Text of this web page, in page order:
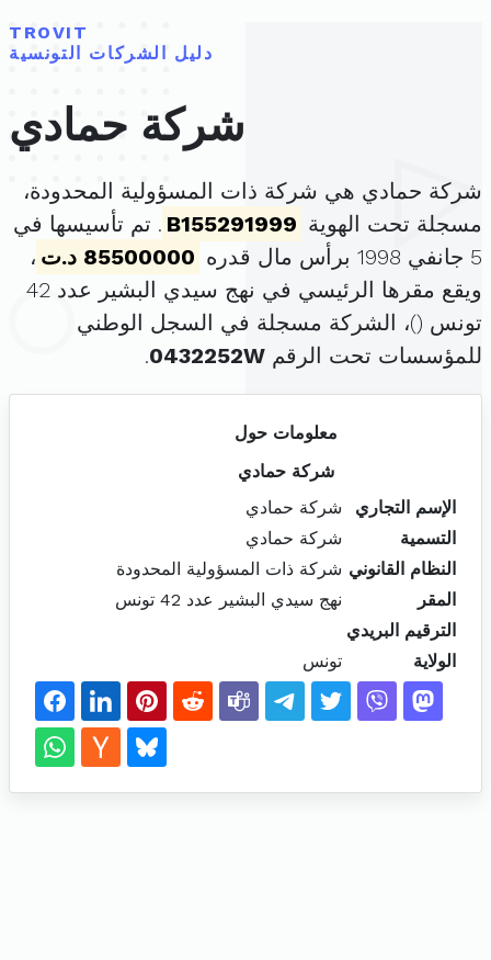
TROVIT
دليل الشركات التونسية
شركة حمادي
شركة حمادي هي شركة ذات المسؤولية المحدودة،
مسجلة تحت الهوية B155291999 . تم تأسيسها في
5 جانفي 1998 برأس مال قدره
85500000 د.ت
،
ويقع مقرها الرئيسي في نهج سيدي البشير عدد 42
تونس ()، الشركة مسجلة في السجل الوطني
للمؤسسات تحت الرقم 0432252W
.
معلومات حول
شركة حمادي
الإسم التجاري
شركة حمادي
التسمية
شركة حمادي
النظام القانوني شركة ذات المسؤولية المحدودة
المقر
نهج سيدي البشير عدد 42 تونس
الترقيم البريدي
الولاية
تونس